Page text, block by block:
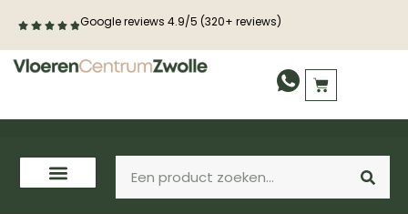
Google reviews 4.9/5 (320+ reviews)